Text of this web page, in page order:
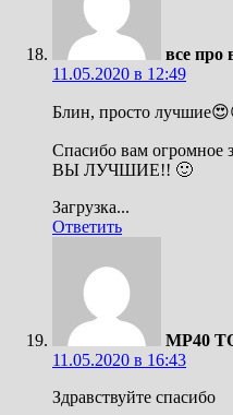
все про
11.05.2020 в 12:49
Блин, просто
Спасибо вам
ВЫ ЛУЧШИЕ!! 🙂
Загрузка...
Ответить
MP40
11.05.2020 в 16:43
Здравствуйте спасибо